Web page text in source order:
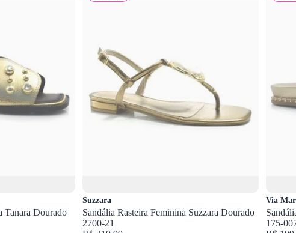
Tanara Dourado
Suzzara
Sandália Rasteira Feminina Suzzara Dourado
2700-21
Via
175-